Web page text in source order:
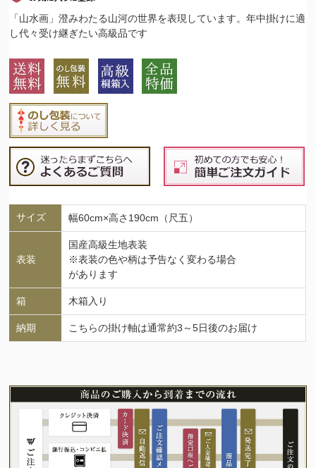
「山水画」澄みわたる山河の世界を表現しています。年中掛けに適
し代々受け継ぎたい高級品です
サイズ 幅60cm×高さ190cm（尺五）
表装
国産高級生地表装
※表装の色や柄は予告なく変わる場合
があります
箱 木箱入り
納期 こちらの掛け軸は通常約3～5日後のお届け